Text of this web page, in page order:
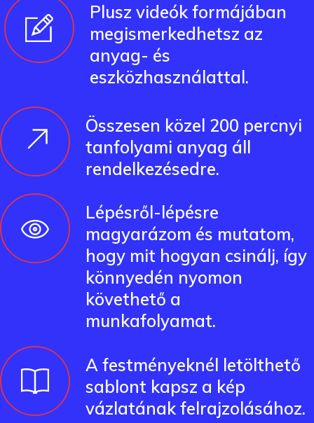
Plusz videók formájában
megismerkedhetsz az
anyag- és
eszközhasználattal.
Összesen közel 200 percnyi
tanfolyami anyag áll
rendelkezésedre.
Lépésről-lépésre
magyarázom és mutatom,
hogy mit hogyan csinálj, így
könnyedén nyomon
követhető a
munkafolyamat.
A festményeknél letölthető
sablont kapsz a kép
vázlatának felrajzolásához.